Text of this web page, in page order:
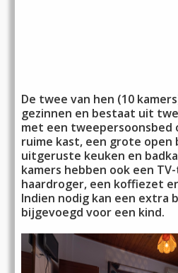
De twee van hen (10
gezinnen en bestaat uit
met een tweepersoonsbed
ruime kast, een grote open
uitgeruste keuken en
kamers hebben ook een
haardroger, een koffiezet
Indien nodig kan een extra
bijgevoegd voor een kind.